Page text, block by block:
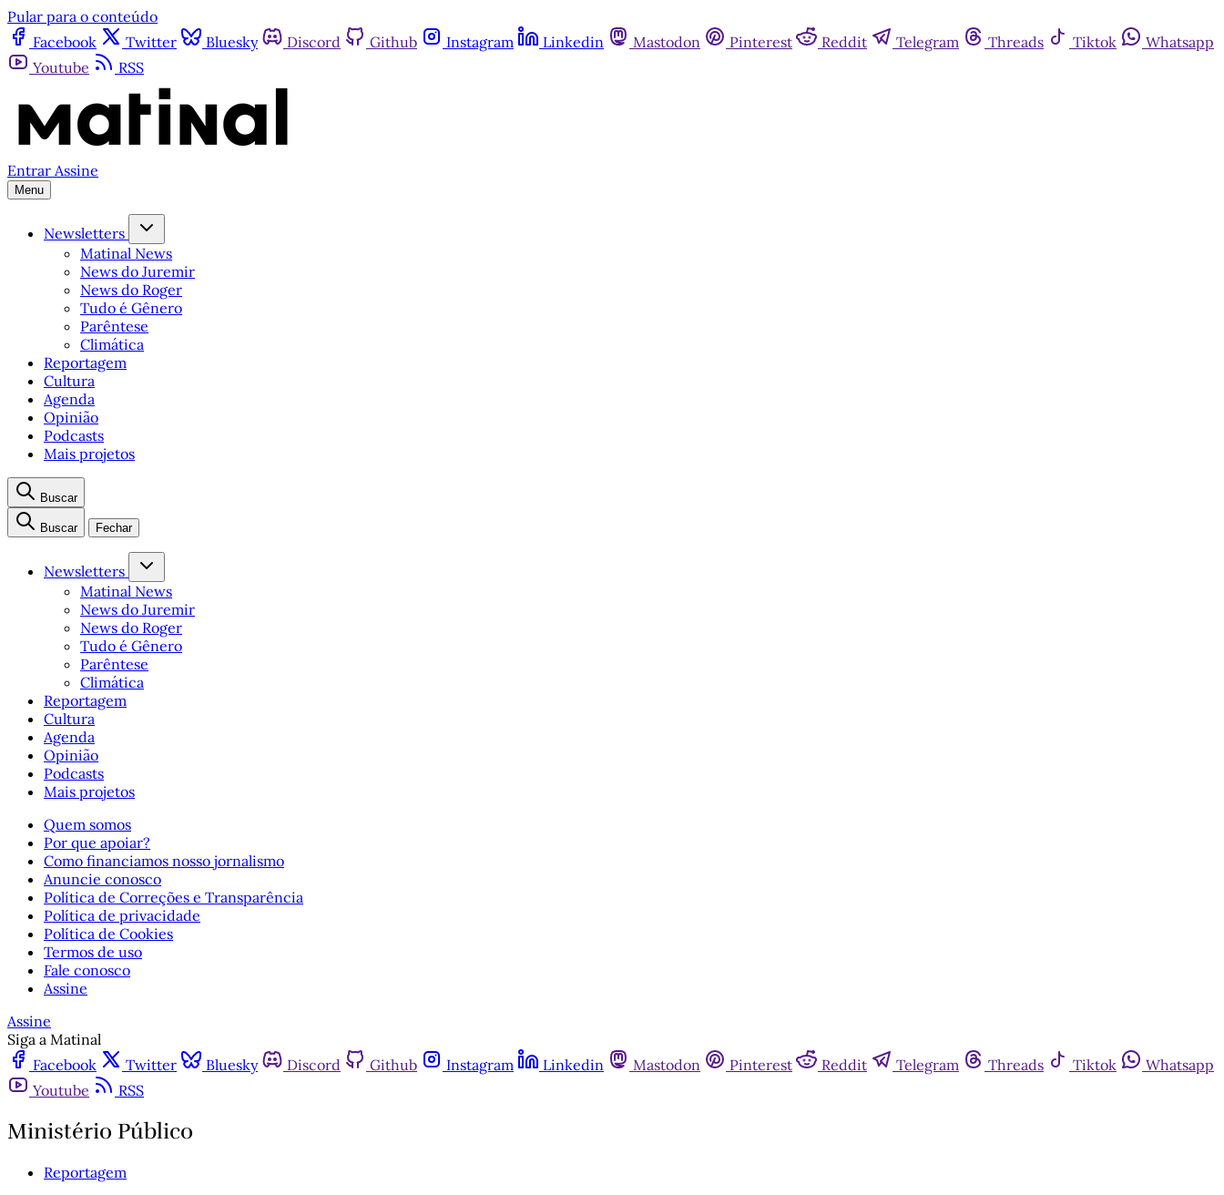
Pular para o conteúdo
Facebook
Twitter Bluesky Discord Github Instagram Linkedin Mastodon Pinterest Reddit Telegram Threads Tiktok
Whatsapp
Youtube
RSS
Entrar Assine
Menu
Newsletters
Matinal News
News do Juremir
News do Roger
Tudo é Gênero
Parêntese
Climática
Reportagem
Cultura
Agenda
Opinião
Podcasts
Mais projetos
Buscar
Buscar Fechar
Newsletters
Matinal News
News do Juremir
News do Roger
Tudo é Gênero
Parêntese
Climática
Reportagem
Cultura
Agenda
Opinião
Podcasts
Mais projetos
Quem somos
Por que apoiar?
Como financiamos nosso jornalismo
Anuncie conosco
Política de Correções e Transparência
Política de privacidade
Política de Cookies
Termos de uso
Fale conosco
Assine
Assine
Siga a Matinal
Facebook
Twitter Bluesky Discord Github Instagram Linkedin Mastodon Pinterest Reddit Telegram Threads Tiktok
Whatsapp
Youtube
RSS
Ministério Público
Reportagem